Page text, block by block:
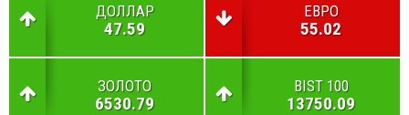
ДОЛЛАР
47.59
ЕВРО
55.02
ЗОЛОТО
6530.79
BIST 100
13750.09